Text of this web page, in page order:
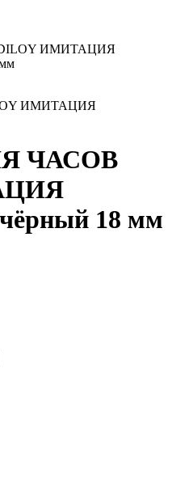
ИМИТАЦИЯ
ЧАСОВ
18 мм